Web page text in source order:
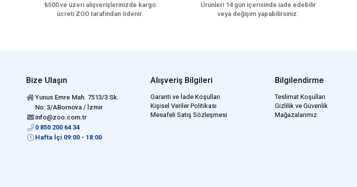
₺500 ve üzeri alışverişlerinizde kargo
ücreti ZOO tarafından ödenir.
Ürünleri 14 gün içerisinde iade edebilir
veya değişim yapabilirsiniz.
Bize Ulaşın
Yunus Emre Mah. 7513/3 Sk.
No: 3/ABornova / İzmir
info@zoo.com.tr
0 850 200 64 34
Hafta İçi 09:00 - 18:00
Alışveriş Bilgileri
Garanti ve İade Koşulları
Kişisel Veriler Politikası
Mesafeli Satış Sözleşmesi
Bilgilendirme
Teslimat Koşulları
Gizlilik ve Güvenlik
Mağazalarımız